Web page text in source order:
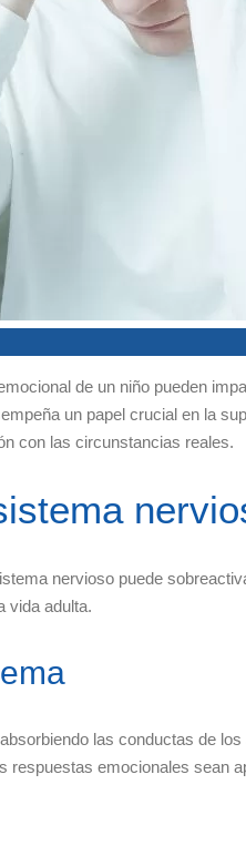
de un niño pueden
un papel crucial en la
con las circunstancias reales.
nervioso puede
vida adulta.
las conductas de
respuestas emocionales sean